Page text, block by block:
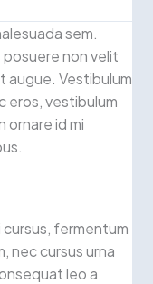
sem.
posuere non velit
Vestibulum
eros, vestibulum
ornare id mi
fermentum
nec cursus urna
leo a